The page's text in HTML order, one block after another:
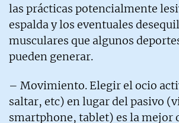
las prácticas potencialmente
espalda y los eventuales
musculares que algunos
pueden generar.
– Movimiento. Elegir el ocio
saltar, etc) en lugar del pasivo
smartphone, tablet) es la mejor